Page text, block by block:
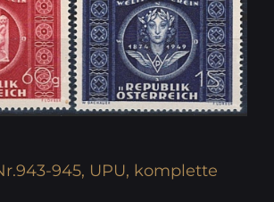
945, UPU, komplette